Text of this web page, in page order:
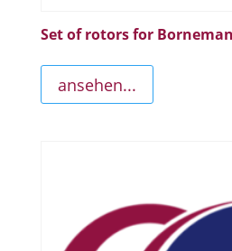
Set of rotors for
ansehen...